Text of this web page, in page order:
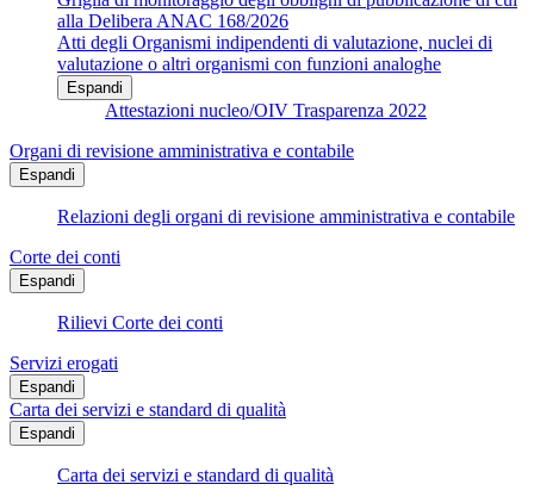
alla Delibera ANAC 168/2026
Atti degli Organismi indipendenti di valutazione, nuclei di
valutazione o altri organismi con funzioni analoghe
Espandi
Attestazioni nucleo/OIV Trasparenza 2022
Organi di revisione amministrativa e contabile
Espandi
Relazioni degli organi di revisione amministrativa e contabile
Corte dei conti
Espandi
Rilievi Corte dei conti
Servizi erogati
Espandi
Carta dei servizi e standard di qualità
Espandi
Carta dei servizi e standard di qualità